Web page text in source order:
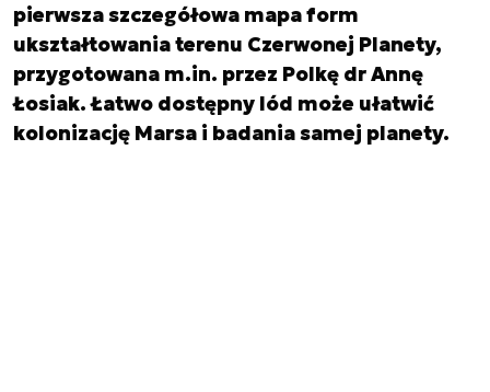
pierwsza szczegółowa mapa form
ukształtowania terenu Czerwonej Planety,
przygotowana m.in. przez Polkę dr Annę
Łosiak. Łatwo dostępny lód może ułatwić
kolonizację Marsa i badania samej planety.